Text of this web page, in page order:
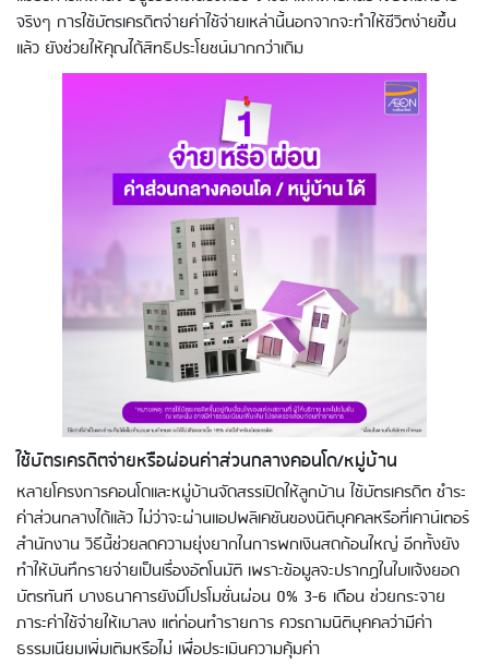
จริงๆ การใช้บัตรเครดิตจ่ายค่าใช้จ่ายเหล่านี้นอกจากจะทำให้ชีวิตง่ายขึ้น
แล้ว ยังช่วยให้คุณได้สิทธิประโยชน์มากกว่าเดิม
ใช้บัตรเครดิตจ่ายหรือผ่อนค่าส่วนกลางคอนโด/หมู่บ้าน
หลายโครงการคอนโดและหมู่บ้านจัดสรรเปิดให้ลูกบ้าน ใช้บัตรเครดิต ชำระ
ค่าส่วนกลางได้แล้ว ไม่ว่าจะผ่านแอปพลิเคชันของนิติบุคคลหรือที่เคาน์เตอร์
สำนักงาน วิธีนี้ช่วยลดความยุ่งยากในการพกเงินสดก้อนใหญ่ อีกทั้งยัง
ทำให้บันทึกรายจ่ายเป็นเรื่องอัตโนมัติ เพราะข้อมูลจะปรากฏในใบแจ้งยอด
บัตรทันที บางธนาคารยังมีโปรโมชั่นผ่อน 0% 3-6 เดือน ช่วยกระจาย
ภาระค่าใช้จ่ายให้เบาลง แต่ก่อนทำรายการ ควรถามนิติบุคคลว่ามีค่า
ธรรมเนียมเพิ่มเติมหรือไม่ เพื่อประเมินความคุ้มค่า